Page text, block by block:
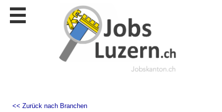
Stellen
<< Zurück nach Branchen